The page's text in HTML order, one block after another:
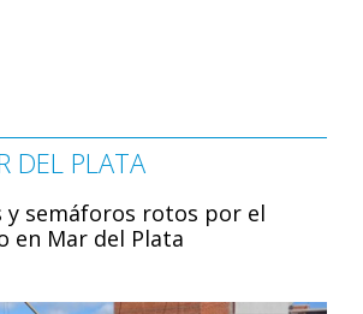
DEL PLATA
y semáforos rotos por el
en Mar del Plata